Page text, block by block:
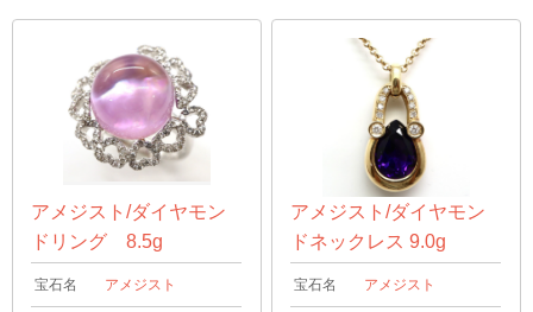
アメジスト/ダイヤモン
ドリング 8.5g
宝石名 アメジスト
アメジスト/ダイヤモン
ドネックレス 9.0g
宝石名 アメジスト